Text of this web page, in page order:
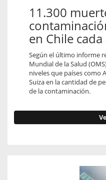
11.300
en Chile
Según el último informe
Mundial de la Salud
niveles que países como
Suiza en la cantidad de
de la contaminación.